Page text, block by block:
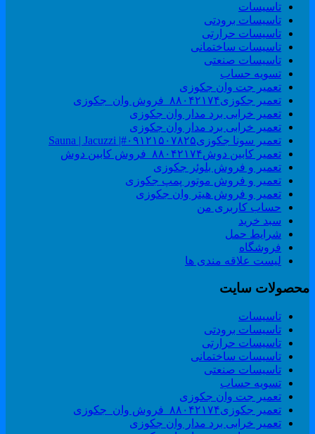
تاسیسات
تاسیسات برودتی
تاسیسات حرارتی
تاسیسات ساختمانی
تاسیسات صنعتی
تسویه حساب
تعمیر جت وان جکوزی
تعمیر جکوزی۸۸۰۴۲۱۷۴_فروش وان_جکوزی
تعمیر خرابی برد مدار وان جکوزی
تعمیر خرابی برد مدار وان جکوزی
تعمیر سونا جکوزی۰۹۱۲۱۵۰۷۸۲۵#| Sauna | Jacuzzi
تعمیر کابین دوش۸۸۰۴۲۱۷۴_فروش کابین دوش
تعمیر و فروش بلوئر جکوزی
تعمیر و فروش موتور پمپ جکوزی
تعمیر و فروش هیتر وان جکوزی
حساب کاربری من
سبد خرید
شرایط حمل
فروشگاه
لیست علاقه مندی ها
سایت
تاسیسات
تاسیسات برودتی
تاسیسات حرارتی
تاسیسات ساختمانی
تاسیسات صنعتی
تسویه حساب
تعمیر جت وان جکوزی
تعمیر جکوزی۸۸۰۴۲۱۷۴_فروش وان_جکوزی
تعمیر خرابی برد مدار وان جکوزی